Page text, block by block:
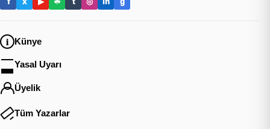
Künye
Yasal Uyarı
Üyelik
Tüm Yazarlar